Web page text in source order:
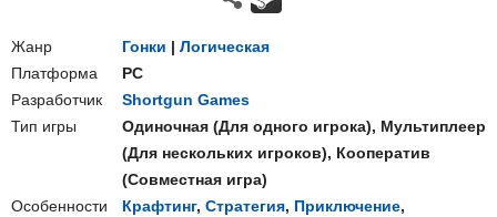
Жанр Гонки | Логическая
Платформа
PC
Разработчик
Shortgun Games
Тип игры
Одиночная (Для одного игрока), Мультиплеер
(Для нескольких игроков), Кооператив
(Совместная игра)
Особенности
Крафтинг, Стратегия, Приключение,